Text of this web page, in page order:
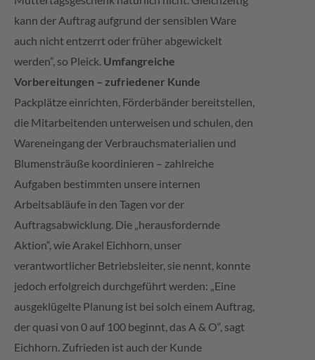
kann der Auftrag aufgrund der sensiblen Ware
auch nicht entzerrt oder früher abgewickelt
werden“, so Pleick. Umfangreiche
Vorbereitungen – zufriedener Kunde
Packplätze einrichten, Förderbänder bereitstellen,
die Mitarbeitenden unterweisen und schulen, den
Wareneingang der Verbrauchsmaterialien und
Blumensträuße koordinieren – zahlreiche
Aufgaben bestimmten unsere internen
Arbeitsabläufe in den Tagen vor der
Auftragsabwicklung. Die „herausfordernde
Aktion“, wie Arakel Eichhorn, unser
verantwortlicher Betriebsleiter, sie nennt, konnte
jedoch erfolgreich durchgeführt werden: „Eine
ausgeklügelte Planung ist bei solch einem Auftrag,
der quasi von 0 auf 100 beginnt, das A & O“, sagt
Eichhorn. Zufrieden ist auch der Kunde